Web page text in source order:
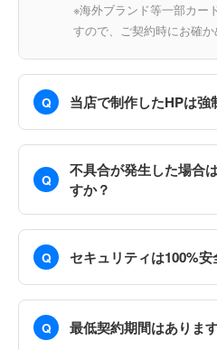
※海外ブランド等一部カー
すので、ご契約時にお確か
Q 当店で制作したHPは強
Q
不具合が発生した場合
すか？
Q セキュリティは100%安
Q 最低契約期間はありま